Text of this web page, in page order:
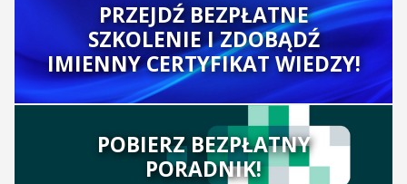
PRZEJDŹ BEZPŁATNE
SZKOLENIE I ZDOBĄDŹ
IMIENNY CERTYFIKAT WIEDZY!
POBIERZ BEZPŁATNY
PORADNIK!